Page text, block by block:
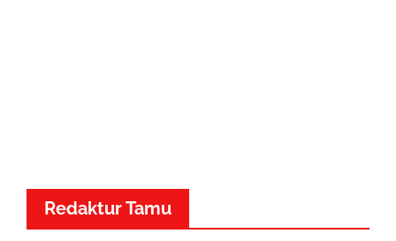
Redaktur Tamu